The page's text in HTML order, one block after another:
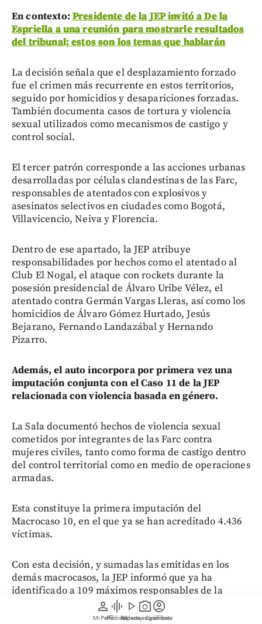
person
Mi Perfil
graphic_eq
Pódcast
play_arrow
Videos
photo_camera
Reportajes gráficos
account_circle
Suscríbete
En contexto: Presidente de la JEP invitó a De la
Espriella a una reunión para mostrarle resultados
del tribunal; estos son los temas que hablarán
La decisión señala que el desplazamiento forzado
fue el crimen más recurrente en estos territorios,
seguido por homicidios y desapariciones forzadas.
También documenta casos de tortura y violencia
sexual utilizados como mecanismos de castigo y
control social.
El tercer patrón corresponde a las acciones urbanas
desarrolladas por células clandestinas de las Farc,
responsables de atentados con explosivos y
asesinatos selectivos en ciudades como Bogotá,
Villavicencio, Neiva y Florencia.
Dentro de ese apartado, la JEP atribuye
responsabilidades por hechos como el atentado al
Club El Nogal, el ataque con rockets durante la
posesión presidencial de Álvaro Uribe Vélez, el
atentado contra Germán Vargas Lleras, así como los
homicidios de Álvaro Gómez Hurtado, Jesús
Bejarano, Fernando Landazábal y Hernando
Pizarro.
Además, el auto incorpora por primera vez una
imputación conjunta con el Caso 11 de la JEP
relacionada con violencia basada en género.
La Sala documentó hechos de violencia sexual
cometidos por integrantes de las Farc contra
mujeres civiles, tanto como forma de castigo dentro
del control territorial como en medio de operaciones
armadas.
Esta constituye la primera imputación del
Macrocaso 10, en el que ya se han acreditado 4.436
víctimas.
Con esta decisión, y sumadas las emitidas en los
demás macrocasos, la JEP informó que ya ha
identificado a 109 máximos responsables de la
antigua guerrilla que sobrevivieron al conflicto y se
sometieron al Sistema Integral de Paz.